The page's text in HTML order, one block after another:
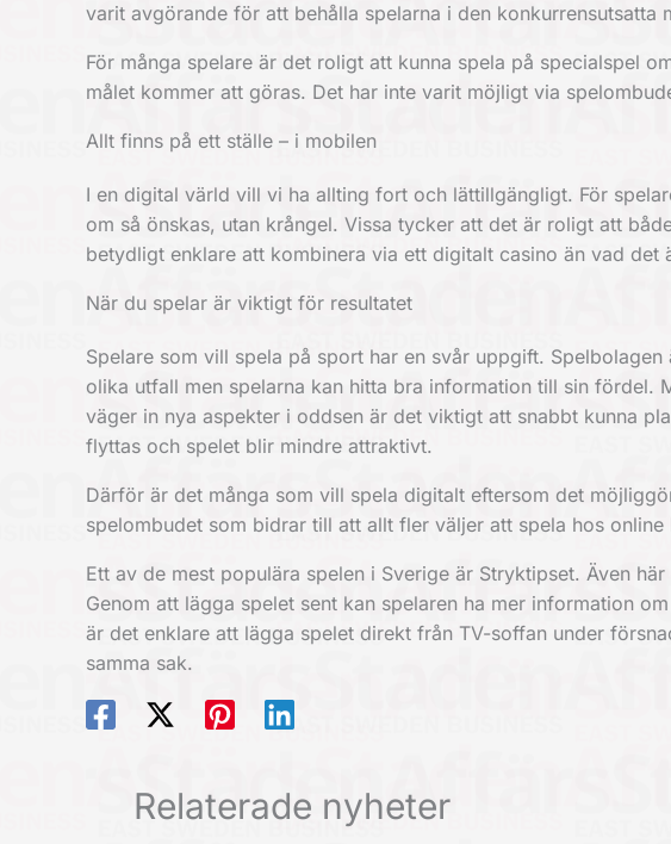
varit avgörande för att behålla spelarna i den konkurrensutsatta
För många spelare är det roligt att kunna spela på specialspel
målet kommer att göras. Det har inte varit möjligt via
Allt finns på ett ställe – i mobilen
I en digital värld vill vi ha allting fort och lättillgängligt. För
om så önskas, utan krångel. Vissa tycker att det är roligt att
betydligt enklare att kombinera via ett digitalt casino än vad det
När du spelar är viktigt för resultatet
Spelare som vill spela på sport har en svår uppgift.
olika utfall men spelarna kan hitta bra information till sin fördel.
väger in nya aspekter i oddsen är det viktigt att snabbt kunna
flyttas och spelet blir mindre attraktivt.
Därför är det många som vill spela digitalt eftersom det
spelombudet som bidrar till att allt fler väljer att spela hos online
Ett av de mest populära spelen i Sverige är Stryktipset. Även
Genom att lägga spelet sent kan spelaren ha mer information
är det enklare att lägga spelet direkt från TV-soffan under
samma sak.
Relaterade nyheter